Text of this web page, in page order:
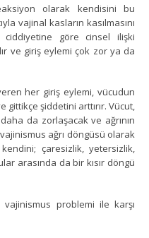
olarak kendisini bu
vajinal kasların kasılmasını
ciddiyetine göre cinsel ilişki
ve giriş eylemi çok zor ya da
her giriş eylemi, vücudun
şiddetini arttırır. Vücut,
da zorlaşacak ve ağrının
ağrı döngüsü olarak
çaresizlik, yetersizlik,
arasında da bir kısır döngü
vajinismus problemi ile karşı